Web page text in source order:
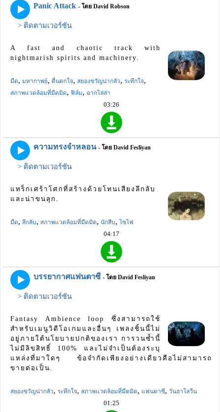
Panic Attack - โดย David Robson
> ติดตามเวอร์ชัน
A fast and chaotic track with
nightmarish spirits and machinery.
มืด, มหากาพย์, ตื่นตกใจ, สยองขวัญน่ากลัว, ระทึกใจ,
สภาพแวดล้อมที่มืดมิด, ฟิล์ม, ฉากไล่ล่า
03:26
ความทรงจำหลอน - โดย David Fesliyan
> ติดตามเวอร์ชัน
แทร็กเศร้าโศกที่สร้างด้วยโทนเสียงลึกลับ
และน่าขนลุก.
มืด, ลึกลับ, สภาพแวดล้อมที่มืดมิด, นักสืบ,ไซไฟ
04:17
บรรยากาศแฟนตาซี - โดย David Fesliyan
> ติดตามเวอร์ชัน
Fantasy Ambience loop ซึ่งสามารถใช้
สำหรับเมนูวิดีโอเกมและอื่นๆ เพลงชิ้นนี้ไม่
อยู่ภายใต้นโยบายปกติของเรา การวนซ้ำนี้
ไม่มีลิขสิทธิ์ 100% และไม่จำเป็นต้องระบุ
แหล่งที่มาใดๆ ข้อจำกัดเพียงอย่างเดียวคือไม่สามารถ
ขายต่อเป็น.
สยองขวัญน่ากลัว, ระทึกใจ, สภาพแวดล้อมที่มืดมิด, แฟนตาซี, วันฮาโลวีน
01:25